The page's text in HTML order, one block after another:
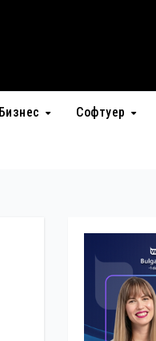
Бизнес Софтуер